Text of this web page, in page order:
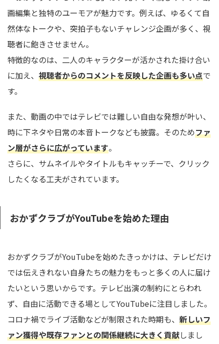
画編集と独特のユーモアが魅力です。例えば、ゆるくて自
然体なトークや、突拍子もないチャレンジ企画が多く、視
聴者に飽きさせません。
特徴的なのは、二人のキャラクターが活かされた掛け合い
に加え、 視聴者からのコメントを反映した企画も多い点で
す。
また、動画の中ではテレビでは難しい自由な発想が叶い、
時に下ネタや日常の本音トークなども披露。そのためファ
ン層がさらに広がっています。
さらに、サムネイルやタイトルもキャッチーで、クリック
したくなる工夫がされています。
おかずクラブがYouTubeを始めた理由
おかずクラブがYouTubeを始めたきっかけは、テレビだけ
では伝えきれない自身たちの魅力をもっと多くの人に届け
たいという思いからです。テレビ出演の制約にとらわれ
ず、自由に活動できる場としてYouTubeに注目しました。
コロナ禍でライブ活動などが制限された時期も、 新しいフ
ァン獲得や既存ファンとの関係継続に大きく貢献しまし